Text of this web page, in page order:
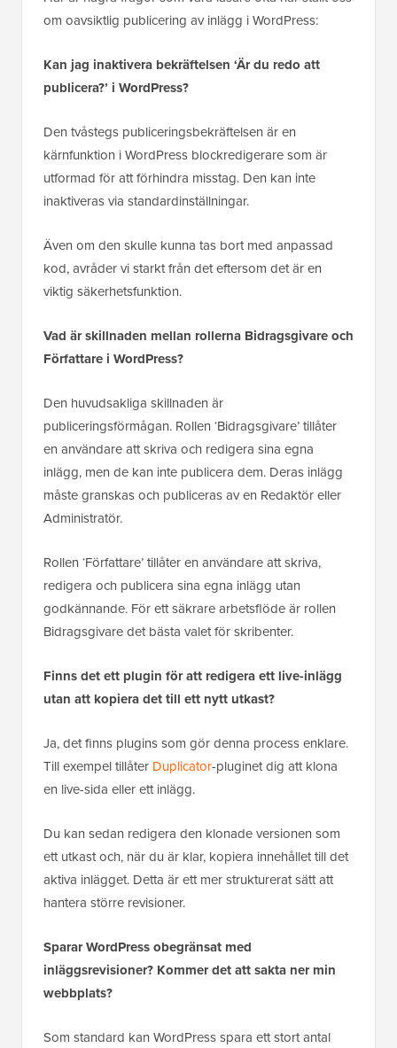
om oavsiktlig publicering av inlägg i WordPress:
Kan jag inaktivera bekräftelsen ‘Är du redo att
publicera?’ i WordPress?
Den tvåstegs publiceringsbekräftelsen är en
kärnfunktion i WordPress blockredigerare som är
utformad för att förhindra misstag. Den kan inte
inaktiveras via standardinställningar.
Även om den skulle kunna tas bort med anpassad
kod, avråder vi starkt från det eftersom det är en
viktig säkerhetsfunktion.
Vad är skillnaden mellan rollerna Bidragsgivare och
Författare i WordPress?
Den huvudsakliga skillnaden är
publiceringsförmågan. Rollen ‘Bidragsgivare’ tillåter
en användare att skriva och redigera sina egna
inlägg, men de kan inte publicera dem. Deras inlägg
måste granskas och publiceras av en Redaktör eller
Administratör.
Rollen ‘Författare’ tillåter en användare att skriva,
redigera och publicera sina egna inlägg utan
godkännande. För ett säkrare arbetsflöde är rollen
Bidragsgivare det bästa valet för skribenter.
Finns det ett plugin för att redigera ett live-inlägg
utan att kopiera det till ett nytt utkast?
Ja, det finns plugins som gör denna process enklare.
Till exempel tillåter Duplicator-pluginet dig att klona
en live-sida eller ett inlägg.
Du kan sedan redigera den klonade versionen som
ett utkast och, när du är klar, kopiera innehållet till det
aktiva inlägget. Detta är ett mer strukturerat sätt att
hantera större revisioner.
Sparar WordPress obegränsat med
inläggsrevisioner? Kommer det att sakta ner min
webbplats?
Som standard kan WordPress spara ett stort antal